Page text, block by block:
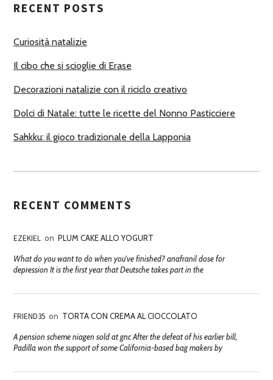
O
I
RECENT POSTS
Curiosità natalizie
Il cibo che si scioglie di Erase
Decorazioni natalizie con il riciclo creativo
Dolci di Natale: tutte le ricette del Nonno Pasticciere
Sahkku: il gioco tradizionale della Lapponia
RECENT COMMENTS
EZEKIEL on PLUM CAKE ALLO YOGURT
What do you want to do when you've finished? anafranil dose for
depression It is the first year that Deutsche takes part in the
FRIEND35 on TORTA CON CREMA AL CIOCCOLATO
A pension scheme niagen sold at gnc After the defeat of his earlier bill,
Padilla won the support of some California-based bag makers by